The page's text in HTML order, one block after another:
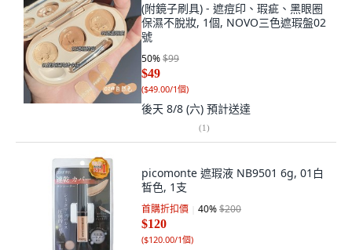
(附鏡子刷具) - 遮痘印、瑕疵、黑眼圈
保濕不脫妝, 1個, NOVO三色遮瑕盤02
號
50%$99
$49
($49.00/1個)
後天 8/8 (六) 預計送達
(1)
picomonte 遮瑕液 NB9501 6g, 01白
皙色, 1支
首購折扣價 40%$200
$120
($120.00/1個)